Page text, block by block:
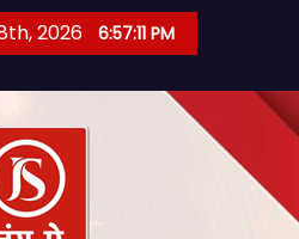
2026 6:57:12 PM